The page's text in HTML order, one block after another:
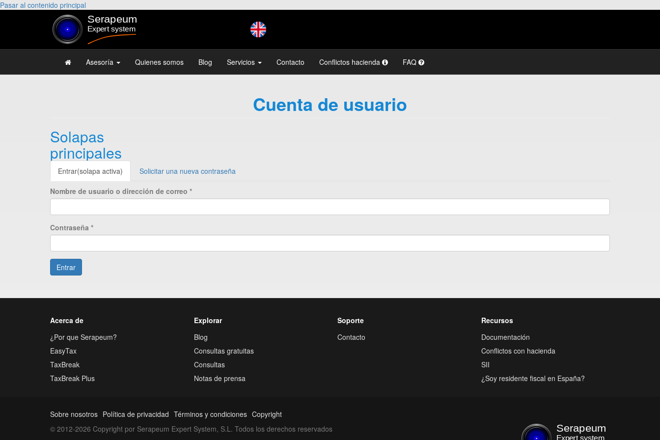
Pasar al contenido principal
Asesoría Quienes somos Blog Servicios Contacto Conflictos hacienda FAQ
Cuenta de usuario
Solapas
principales
Entrar(solapa activa) Solicitar una nueva contraseña
Nombre de usuario o dirección de correo *
Contraseña *
Entrar
Acerca de
¿Por que Serapeum?
EasyTax
TaxBreak
TaxBreak Plus
Explorar
Blog
Consultas gratuitas
Consultas
Notas de prensa
Soporte
Contacto
Recursos
Documentación
Conflictos con hacienda
SII
¿Soy residente fiscal en España?
Sobre nosotros Política de privacidad Términos y condiciones Copyright
© 2012-2026 Copyright por Serapeum Expert System, S.L. Todos los derechos reservados